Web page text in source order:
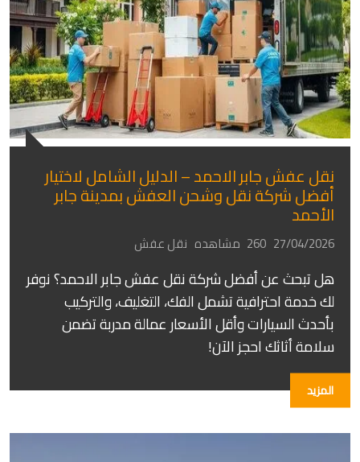
نقل عفش جابر الاحمد – الدليل الشامل لاختيار
أفضل شركة نقل وشحن العفش بمدينة جابر
الأحمد
27/04/2026 260 مشاهده نقل عفش
هل تبحث عن أفضل شركة نقل عفش جابر الاحمد؟ نوفر
لك خدمة احترافية تشمل الفك، التغليف، والتركيب
بأحدث السيارات وأقل الأسعار عمالة مدربة تضمن
سلامة أثاثك احجز الآن!
المزيد